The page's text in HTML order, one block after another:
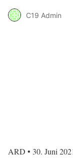
C19 Admin
ARD • 30. Juni